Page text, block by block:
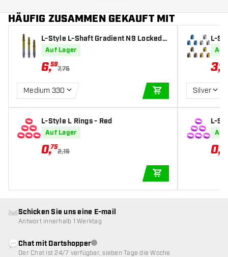
HÄUFIG ZUSAMMEN GEKAUFT MIT
L-Style L-Shaft Gradient N9 Locked S
traight Black & Yellow - Dart Shafts
Auf Lager
6,59
7,75
Medium 330
IN DEN
L-Style L Rings - Red
Auf Lager
0,75
2,15
L-
Auf
3,82
Silver
L-
Auf
0,75
Schicken Sie uns eine E-mail
Antwort innerhalb 1 Werktag
Chat mit DartshopperKundenservice nicht verfügbar
Der Chat ist 24/7 verfügbar, sieben Tage die Woche